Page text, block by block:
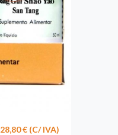
28,80 € (C/ IVA)